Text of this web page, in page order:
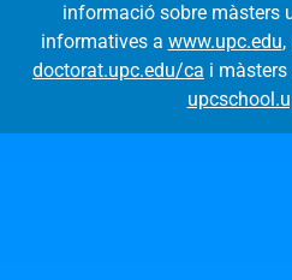
informació sobre màsters
informatives a www.upc.edu
doctorat.upc.edu/ca i